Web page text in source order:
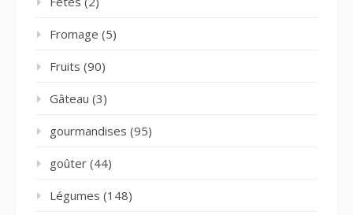
Fromage (5)
Fruits (90)
Gâteau (3)
gourmandises (95)
goûter (44)
Légumes (148)